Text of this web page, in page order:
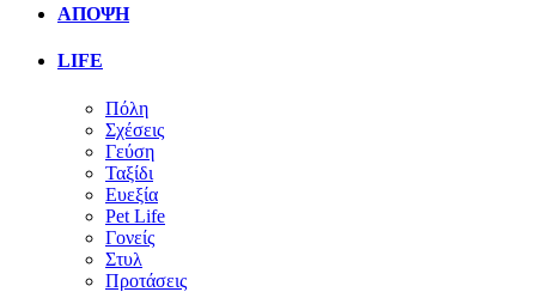
ΑΠΟΨΗ
LIFE
Πόλη
Σχέσεις
Γεύση
Ταξίδι
Ευεξία
Pet Life
Γονείς
Στυλ
Προτάσεις